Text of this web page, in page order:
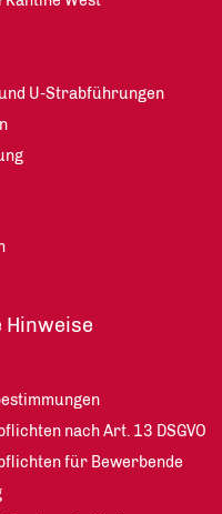
U-Strabführungen
Hinweise
nach Art. 13 DSGVO
für Bewerbende